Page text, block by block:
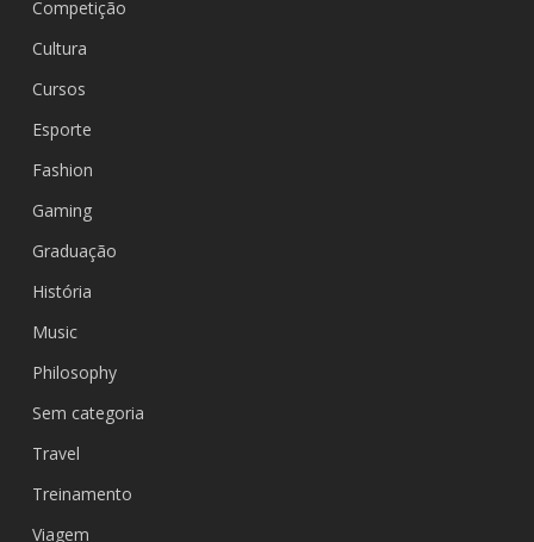
Competição
Cultura
Cursos
Esporte
Fashion
Gaming
Graduação
História
Music
Philosophy
Sem categoria
Travel
Treinamento
Viagem